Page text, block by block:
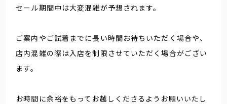
セール期間中は大変混雑が予想されます。
ご案内やご試着までに長い時間お待ちいただく場合や、
店内混雑の際は入店を制限させていただく場合がござい
ます。
お時間に余裕をもってお越しくださるようお願いいたし